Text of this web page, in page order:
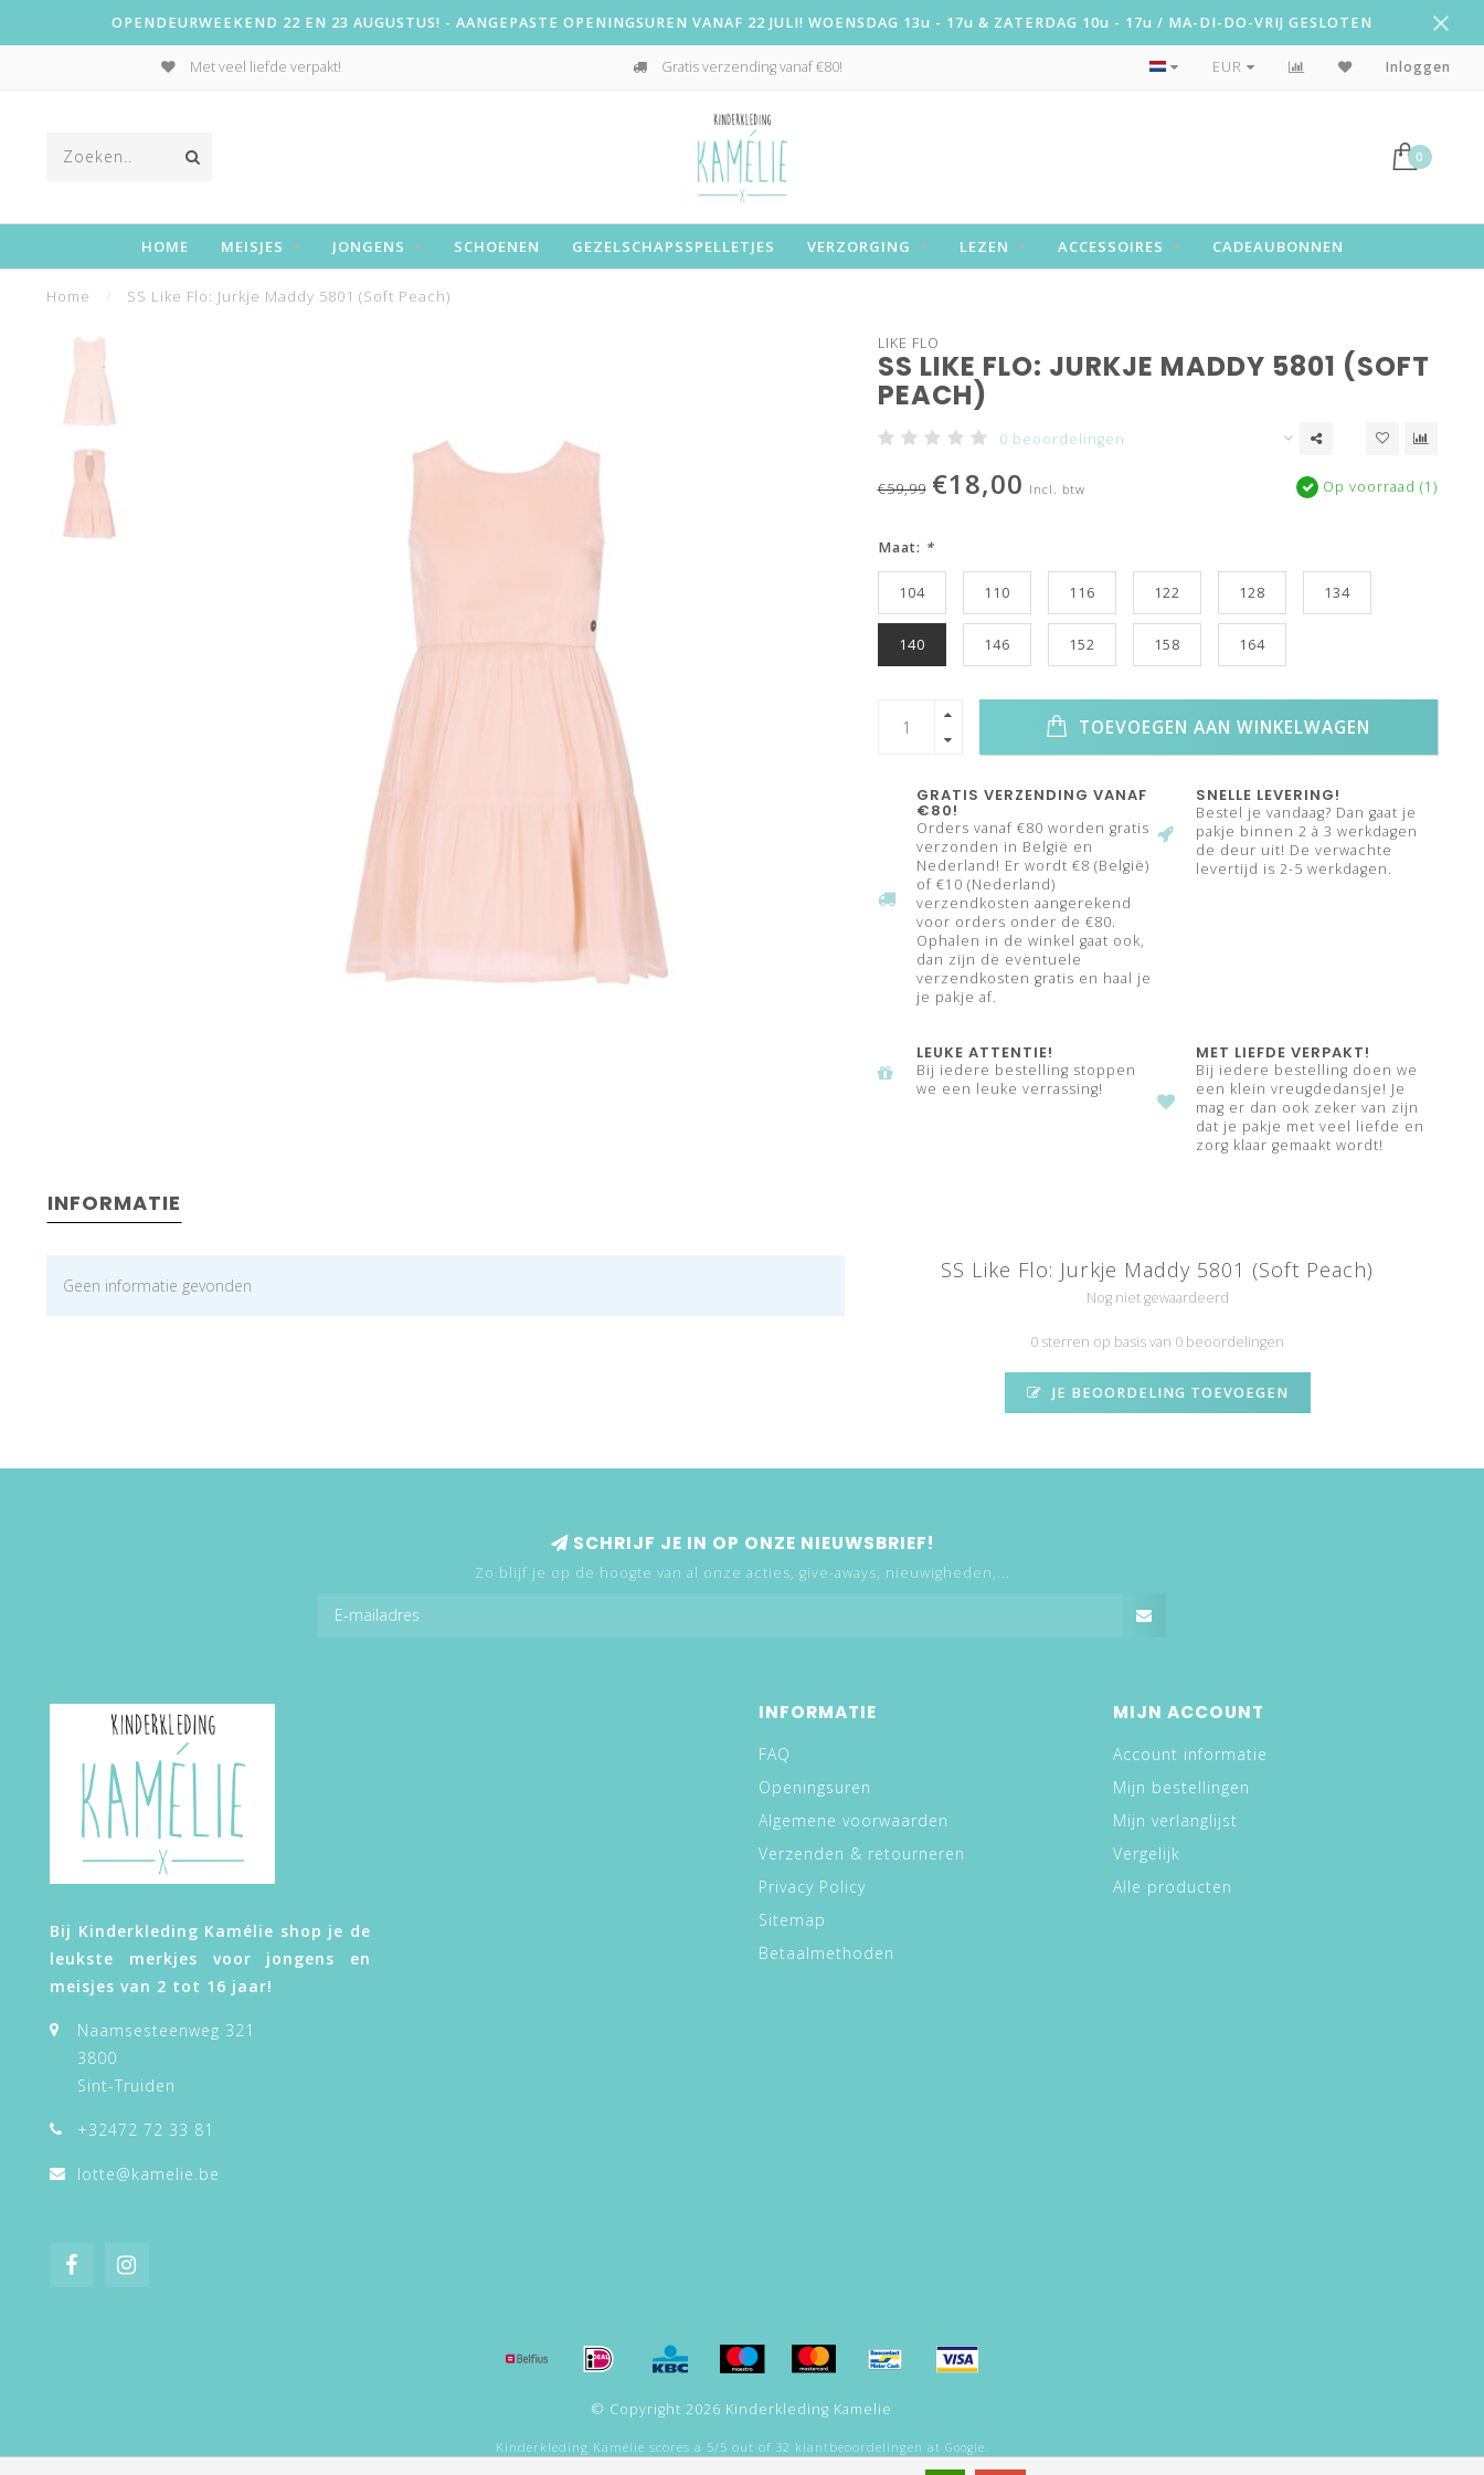
OPENDEURWEEKEND 22 EN 23 AUGUSTUS! - AANGEPASTE OPENINGSUREN VANAF 22 JULI! WOENSDAG 13u - 17u & ZATERDAG 10u - 17u / MA-DI-DO-VRIJ GESLOTEN
Met veel liefde verpakt! Gratis verzending vanaf €80! Snelle levering!
EUR Inloggen
0
HOME MEISJES JONGENS SCHOENEN GEZELSCHAPSSPELLETJES VERZORGING LEZEN ACCESSOIRES CADEAUBONNEN
Home SS Like Flo: Jurkje Maddy 5801 (Soft Peach)
LIKE FLO
SS LIKE FLO: JURKJE MADDY 5801 (SOFT
PEACH)
0 beoordelingen
€59,99 €18,00 Incl. btw Op voorraad (1)
Maat: *
104 110 116 122 128 134
140 146 152 158 164
TOEVOEGEN AAN WINKELWAGEN
GRATIS VERZENDING VANAF
€80!
Orders vanaf €80 worden gratis
verzonden in België en
Nederland! Er wordt €8 (België)
of €10 (Nederland)
verzendkosten aangerekend
voor orders onder de €80.
Ophalen in de winkel gaat ook,
dan zijn de eventuele
verzendkosten gratis en haal je
je pakje af.
SNELLE LEVERING!
Bestel je vandaag? Dan gaat je
pakje binnen 2 à 3 werkdagen
de deur uit! De verwachte
levertijd is 2-5 werkdagen.
LEUKE ATTENTIE!
Bij iedere bestelling stoppen
we een leuke verrassing!
MET LIEFDE VERPAKT!
Bij iedere bestelling doen we
een klein vreugdedansje! Je
mag er dan ook zeker van zijn
dat je pakje met veel liefde en
zorg klaar gemaakt wordt!
INFORMATIE
Geen informatie gevonden
SS Like Flo: Jurkje Maddy 5801 (Soft Peach)
Nog niet gewaardeerd
0 sterren op basis van 0 beoordelingen
JE BEOORDELING TOEVOEGEN
SCHRIJF JE IN OP ONZE NIEUWSBRIEF!
Zo blijf je op de hoogte van al onze acties, give-aways, nieuwigheden,...
Bij Kinderkleding Kamélie shop je de
leukste merkjes voor jongens en
meisjes van 2 tot 16 jaar!
Naamsesteenweg 321
3800
Sint-Truiden
+32472 72 33 81
lotte@kamelie.be
INFORMATIE
FAQ
Openingsuren
Algemene voorwaarden
Verzenden & retourneren
Privacy Policy
Sitemap
Betaalmethoden
MIJN ACCOUNT
Account informatie
Mijn bestellingen
Mijn verlanglijst
Vergelijk
Alle producten
© Copyright 2026 Kinderkleding Kamelie
Kinderkleding Kamélie scores a 5/5 out of 32 klantbeoordelingen at Google.